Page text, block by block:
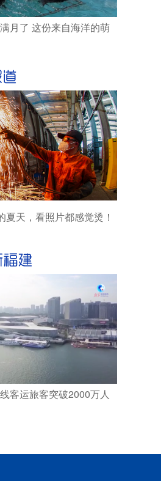
月了 这份来自海洋的萌
夏天，看照片都感觉烫！
客运旅客突破2000万人